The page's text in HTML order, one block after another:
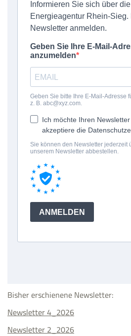
Bisher erschienene Newsletter:
Newsletter 4_2026
Newsletter 2_2026